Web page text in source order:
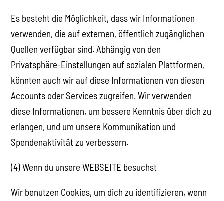
Es besteht die Möglichkeit, dass wir Informationen
verwenden, die auf externen, öffentlich zugänglichen
Quellen verfügbar sind. Abhängig von den
Privatsphäre-Einstellungen auf sozialen Plattformen,
könnten auch wir auf diese Informationen von diesen
Accounts oder Services zugreifen. Wir verwenden
diese Informationen, um bessere Kenntnis über dich zu
erlangen, und um unsere Kommunikation und
Spendenaktivität zu verbessern.
(4) Wenn du unsere WEBSEITE besuchst
Wir benutzen Cookies, um dich zu identifizieren, wenn